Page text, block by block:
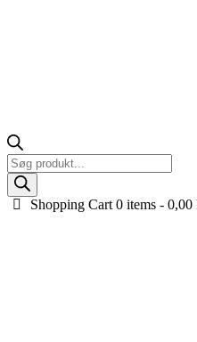
Products
search
Shopping Cart 0 items -0,00